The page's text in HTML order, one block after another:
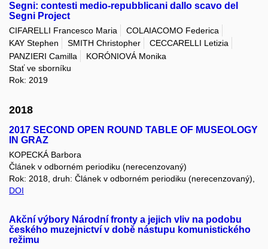
Segni: contesti medio-repubblicani dallo scavo del
Segni Project
CIFARELLI Francesco Maria
COLAIACOMO Federica
KAY Stephen
SMITH Christopher
CECCARELLI Letizia
PANZIERI Camilla
KORÓNIOVÁ Monika
Stať ve sborníku
Rok: 2019
2018
2017 SECOND OPEN ROUND TABLE OF MUSEOLOGY
IN GRAZ
KOPECKÁ Barbora
Článek v odborném periodiku (nerecenzovaný)
Rok: 2018, druh: Článek v odborném periodiku (nerecenzovaný),
DOI
Akční výbory Národní fronty a jejich vliv na podobu
českého muzejnictví v době nástupu komunistického
režimu